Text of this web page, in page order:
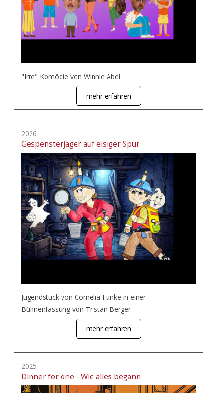
"Irre" Komödie von Winnie Abel
mehr erfahren
2026
Gespensterjäger auf eisiger Spur
Jugendstück von Cornelia Funke in einer
Bühnenfassung von Tristan Berger
mehr erfahren
2025
Dinner for one - Wie alles begann